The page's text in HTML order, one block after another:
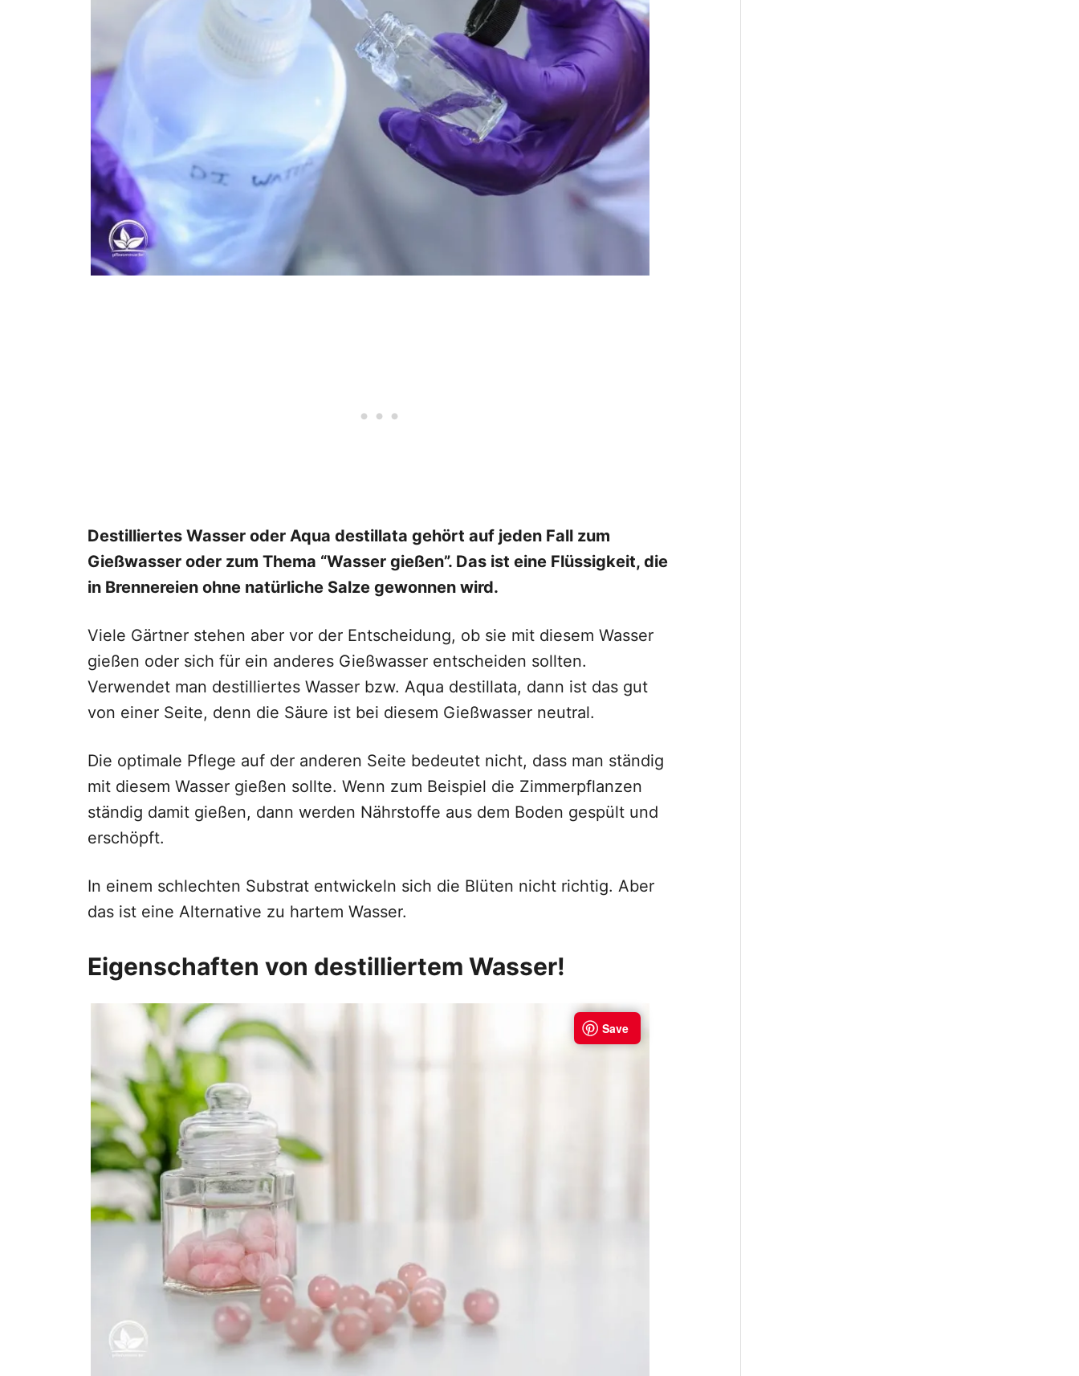
Destilliertes Wasser oder Aqua destillata gehört auf jeden Fall zum
Gießwasser oder zum Thema “Wasser gießen”. Das ist eine Flüssigkeit, die
in Brennereien ohne natürliche Salze gewonnen wird.
Viele Gärtner stehen aber vor der Entscheidung, ob sie mit diesem Wasser
gießen oder sich für ein anderes Gießwasser entscheiden sollten.
Verwendet man destilliertes Wasser bzw. Aqua destillata, dann ist das gut
von einer Seite, denn die Säure ist bei diesem Gießwasser neutral.
Die optimale Pflege auf der anderen Seite bedeutet nicht, dass man ständig
mit diesem Wasser gießen sollte. Wenn zum Beispiel die Zimmerpflanzen
ständig damit gießen, dann werden Nährstoffe aus dem Boden gespült und
erschöpft.
In einem schlechten Substrat entwickeln sich die Blüten nicht richtig. Aber
das ist eine Alternative zu hartem Wasser.
Eigenschaften von destilliertem Wasser!